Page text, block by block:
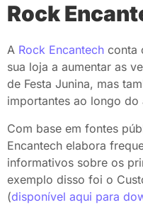
Rock
A Rock Encantech conta
sua loja a aumentar as
de Festa Junina, mas
importantes ao longo do
Com base em fontes
Encantech elabora
informativos sobre os
exemplo disso foi o
(disponível aqui para